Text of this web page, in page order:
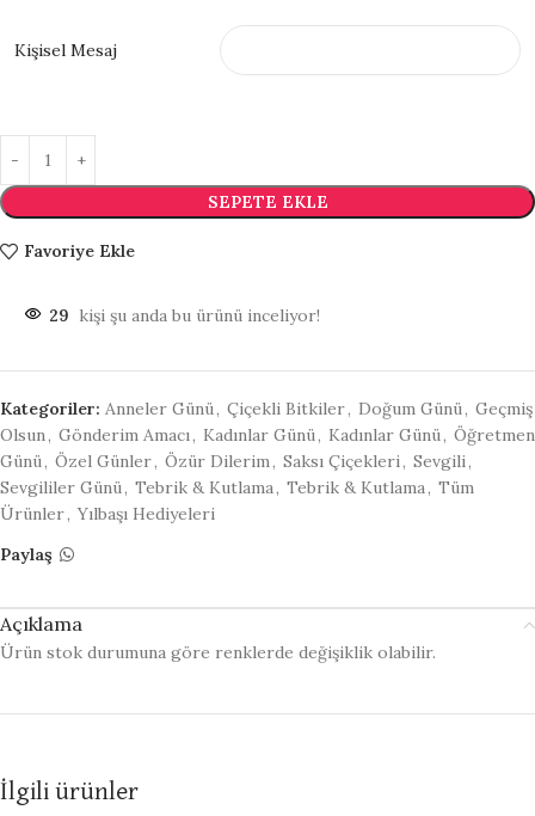
Kişisel Mesaj
SEPETE EKLE
Favoriye Ekle
29 kişi şu anda bu ürünü inceliyor!
Kategoriler: Anneler Günü, Çiçekli Bitkiler, Doğum Günü, Geçmiş
Olsun, Gönderim Amacı, Kadınlar Günü, Kadınlar Günü, Öğretmen
Günü, Özel Günler, Özür Dilerim, Saksı Çiçekleri, Sevgili,
Sevgililer Günü, Tebrik & Kutlama, Tebrik & Kutlama, Tüm
Ürünler, Yılbaşı Hediyeleri
Paylaş
Açıklama
Ürün stok durumuna göre renklerde değişiklik olabilir.
İlgili ürünler